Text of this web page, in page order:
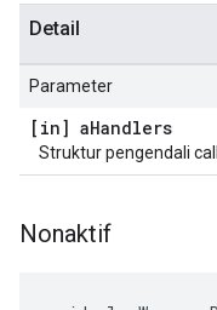
Detail
Parameter
[in] aHandlers
Struktur pengendali
Nonaktif